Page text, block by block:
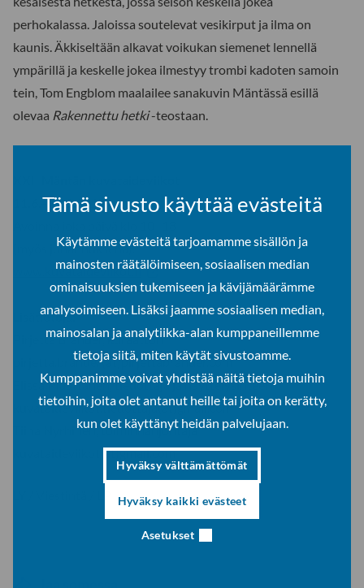
Tämä sivusto käyttää evästeitä
Käytämme evästeitä tarjoamamme sisällön ja
mainosten räätälöimiseen, sosiaalisen median
ominaisuuksien tukemiseen ja kävijämäärämme
analysoimiseen. Lisäksi jaamme sosiaalisen median,
mainosalan ja analytiikka-alan kumppaneillemme
tietoja siitä, miten käytät sivustoamme.
Kumppanimme voivat yhdistää näitä tietoja muihin
tietoihin, joita olet antanut heille tai joita on kerätty,
kun olet käyttänyt heidän palvelujaan.
Hyväksy välttämättömät
Hyväksy kaikki evästeet
Asetukset
perhokalassa. Jaloissa soutelevat vesikirput ja ilma on
kaunis. Äkkiseltään alkavat voikukan siemenet lennellä
ympärillä ja keskelle jokea ilmestyy trombi kadoten samoin
tein, Tom Engblom maalailee sanakuvin Mäntässä esillä
olevaa Rakennettu hetki-teostaan.
11.6.–31.8.2017
(myös juhannuksena).
www.kuvataideviikot.fi
Lisätietoja:
Pirjetta Brander, kuraattori
pirjetta.brander(at)pirjettabrander.com
Elissa Määttänen, tiedottaja ja näyttelysihteeri
kuvataideviikot.tiedottaja(at)gmail.com
Tiina Nyrhinen, toiminnanjohtaja
kuvataideviikot(at)gmail.com